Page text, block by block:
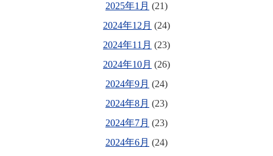
2025年1月 (21)
2024年12月 (24)
2024年11月 (23)
2024年10月 (26)
2024年9月 (24)
2024年8月 (23)
2024年7月 (23)
2024年6月 (24)